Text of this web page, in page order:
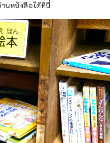
นหนังสือได้ที่นี่